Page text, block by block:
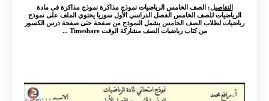
التفاصيل: الصف الخامس الرياضيات نموذج مذاكرة نموذج مذاكرة في مادة
الرياضيات للصف الخامس الفصل الدراسي الأول سوريا يحتوي الملف على نموذج
رياضيات لطلاب الصف الخامس يشمل النموذج من صفحة حتى صفحة درس الكسور
من كتاب رياضيات الصف مشاركة الوقت Timeshare ...